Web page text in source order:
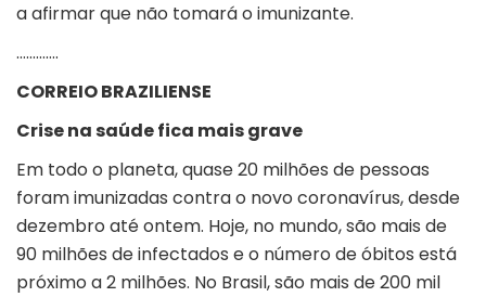
a afirmar que não tomará o imunizante.
………….
CORREIO BRAZILIENSE
Crise na saúde fica mais grave
Em todo o planeta, quase 20 milhões de pessoas
foram imunizadas contra o novo coronavírus, desde
dezembro até ontem. Hoje, no mundo, são mais de
90 milhões de infectados e o número de óbitos está
próximo a 2 milhões. No Brasil, são mais de 200 mil